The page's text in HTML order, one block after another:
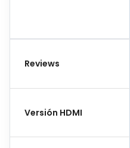
Reviews
Versión HDMI